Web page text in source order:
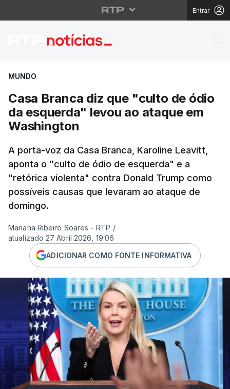
Entrar
Casa Branca diz que
MUNDO
Casa Branca diz que "culto de ódio
da esquerda" levou ao ataque em
Washington
A porta-voz da Casa Branca, Karoline Leavitt,
aponta o "culto de ódio de esquerda" e a
"retórica violenta" contra Donald Trump como
possíveis causas que levaram ao ataque de
domingo.
Mariana Ribeiro Soares - RTP /
atualizado 27 Abril 2026, 19:06
ADICIONAR COMO FONTE INFORMATIVA